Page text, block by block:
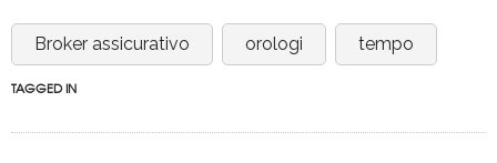
Broker assicurativo orologi tempo
TAGGED IN